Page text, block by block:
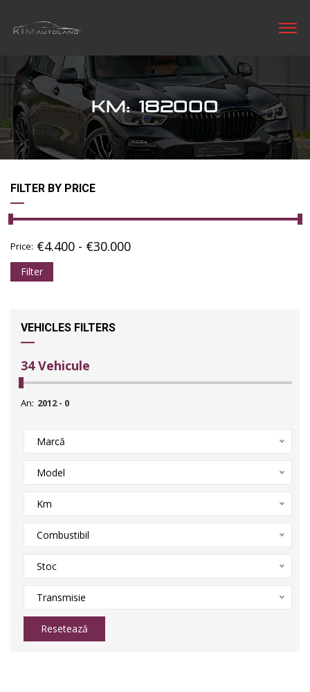
KM: 182000
FILTER BY PRICE
Price: €4.400 - €30.000
Filter
VEHICLES FILTERS
34 Vehicule
An:
Marcă
Model
Km
Combustibil
Stoc
Transmisie
Resetează